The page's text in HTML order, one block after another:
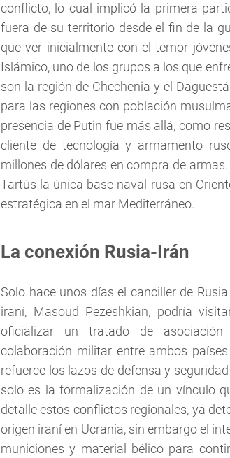
conflicto, lo cual implicó la primera
fuera de su territorio desde el fin de la
que ver inicialmente con el temor
Islámico, uno de los grupos a los que
son la región de Chechenia y el
para las regiones con población
presencia de Putin fue más allá, como
cliente de tecnología y armamento
millones de dólares en compra de
Tartús la única base naval rusa en
estratégica en el mar Mediterráneo.
La conexión Rusia-Irán
Solo hace unos días el canciller de
iraní, Masoud Pezeshkian, podría
oficializar un tratado de
colaboración militar entre ambos
refuerce los lazos de defensa y
solo es la formalización de un vínculo
detalle estos conflictos regionales, ya
origen iraní en Ucrania, sin embargo el
municiones y material bélico para